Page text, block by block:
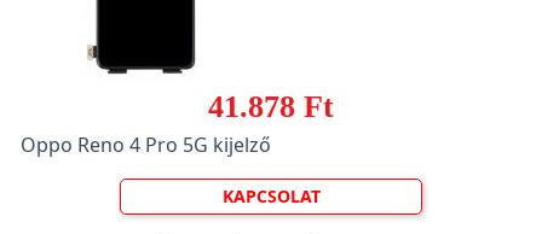
41.878 Ft
Oppo Reno 4 Pro 5G kijelző
KAPCSOLAT